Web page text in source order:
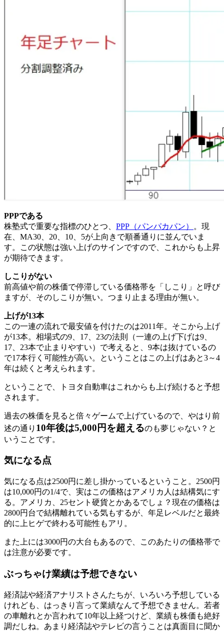
PPPである
株塾式で重要な指標のひとつ、 PPP（パンパカパン）
。現
在、MA30、20、10、5が上向きで順番通りに並んでいま
す。この状態は強い上げのサインですので、これからも上昇
が期待できます。
しこりがない
前高値や前の株価で停滞している価格帯を「しこり」と呼び
ますが、そのしこりが無い。つまり止まる理由が無い。
上げが13本
この一連の流れで最安値を付けたのは2011年。そこから上げ
が13本。相場式の9、17、23の法則（一連の上げ下げは9、
17、23本で止まりやすい）で考えると、9本は抜けているの
で17本行く可能性が高い。ということはこの上げはあと3～4
年は続くと考えられます。
ということで、トヨタ自動車はこれからも上げ続けると予想
されます。
過去の株価を見ると倍々ゲームで上げているので、やはり前
述の通り 10年後は5,000円を超えるのも夢じゃない？と
いうことです。
気になる点
気になる点は2500円に差し掛かっているということ。2500円
は10,000円の1/4で、実はこの価格はアメリカ人は結構気にす
る。アメリカ、25セント硬貨とかあるでしょ？現在の価格は
2800円台で結構離れている気もするが、年足レベルだと最終
的に上ヒゲで終わる可能性もアリ。
また上には3000円の大台もあるので、このあたりの価格帯で
は注意が必要です。
ぶっちゃけ業績は予想できない
経済誌や経済アナリストさんたちが、いろいろ予想している
けれども、はっきり言って業績なんて予想できません。若者
の車離れとか言われて10年以上経つけど、業績も株価も絶好
調だしね。あまり経済誌やテレビの言うことは真面目に聞か